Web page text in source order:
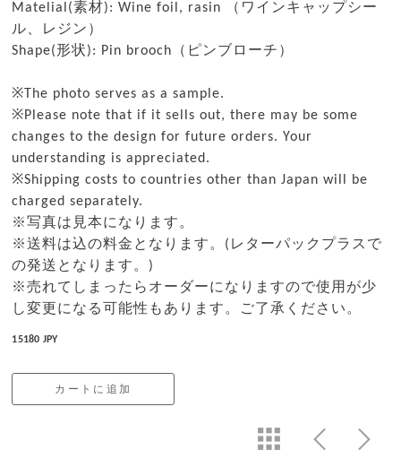
Matelial(素材): Wine foil, rasin （ワインキャップシー
ル、レジン）
Shape(形状): Pin brooch（ピンブローチ）
※The photo serves as a sample.
※Please note that if it sells out, there may be some
changes to the design for future orders. Your
understanding is appreciated.
※Shipping costs to countries other than Japan will be
charged separately.
※写真は見本になります。
※送料は込の料金となります。(レターパックプラスで
の発送となります。)
※売れてしまったらオーダーになりますので使用が少
し変更になる可能性もあります。ご了承ください。
15180 JPY
カートに追加